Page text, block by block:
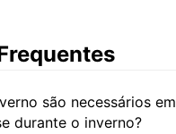
são necessários em
durante o inverno?